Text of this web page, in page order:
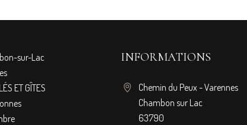
sur-Lac
ET GÎTES
INFORMATIONS
Chemin du Peux - Varennes
Chambon sur Lac
63790